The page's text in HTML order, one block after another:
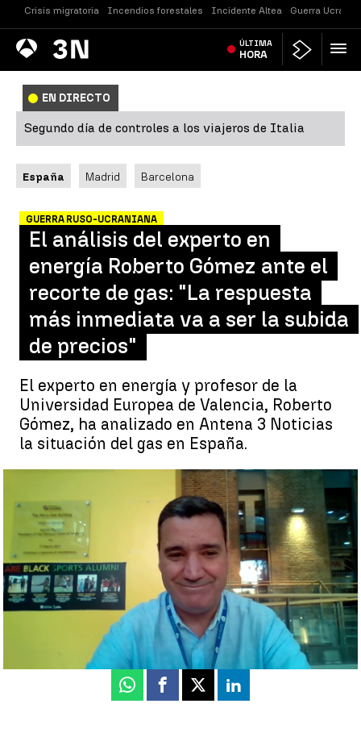
Crisis migratoria Incendios forestales Incidente Altea Guerra Ucrania
Antena
3 Noticias ÚLTIMA
HORA
EN DIRECTO
Segundo día de controles a los viajeros de Italia
España Madrid Barcelona
GUERRA RUSO-UCRANIANA
El análisis del experto en
energía Roberto Gómez ante el
recorte de gas: "La respuesta
más inmediata va a ser la subida
de precios"
El experto en energía y profesor de la
Universidad Europea de Valencia, Roberto
Gómez, ha analizado en Antena 3 Noticias
la situación del gas en España.
Entrevista a Roberto Gómez, experto en energía y profesor de la
Universidad Europea de Valencia, en Antena 3 Noticias con
Vicente Vallés | Antena 3 Noticias
Antena 3 Noticias
21 de julio de 2022, 06:00
20 de julio de 2022, 22:32
Whatsapp
Facebook
X Linkedin